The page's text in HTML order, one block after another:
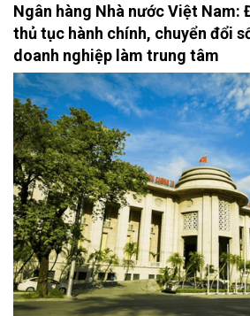
Ngân hàng Nhà nước Việt Nam:
thủ tục hành chính, chuyển đổi
doanh nghiệp làm trung tâm